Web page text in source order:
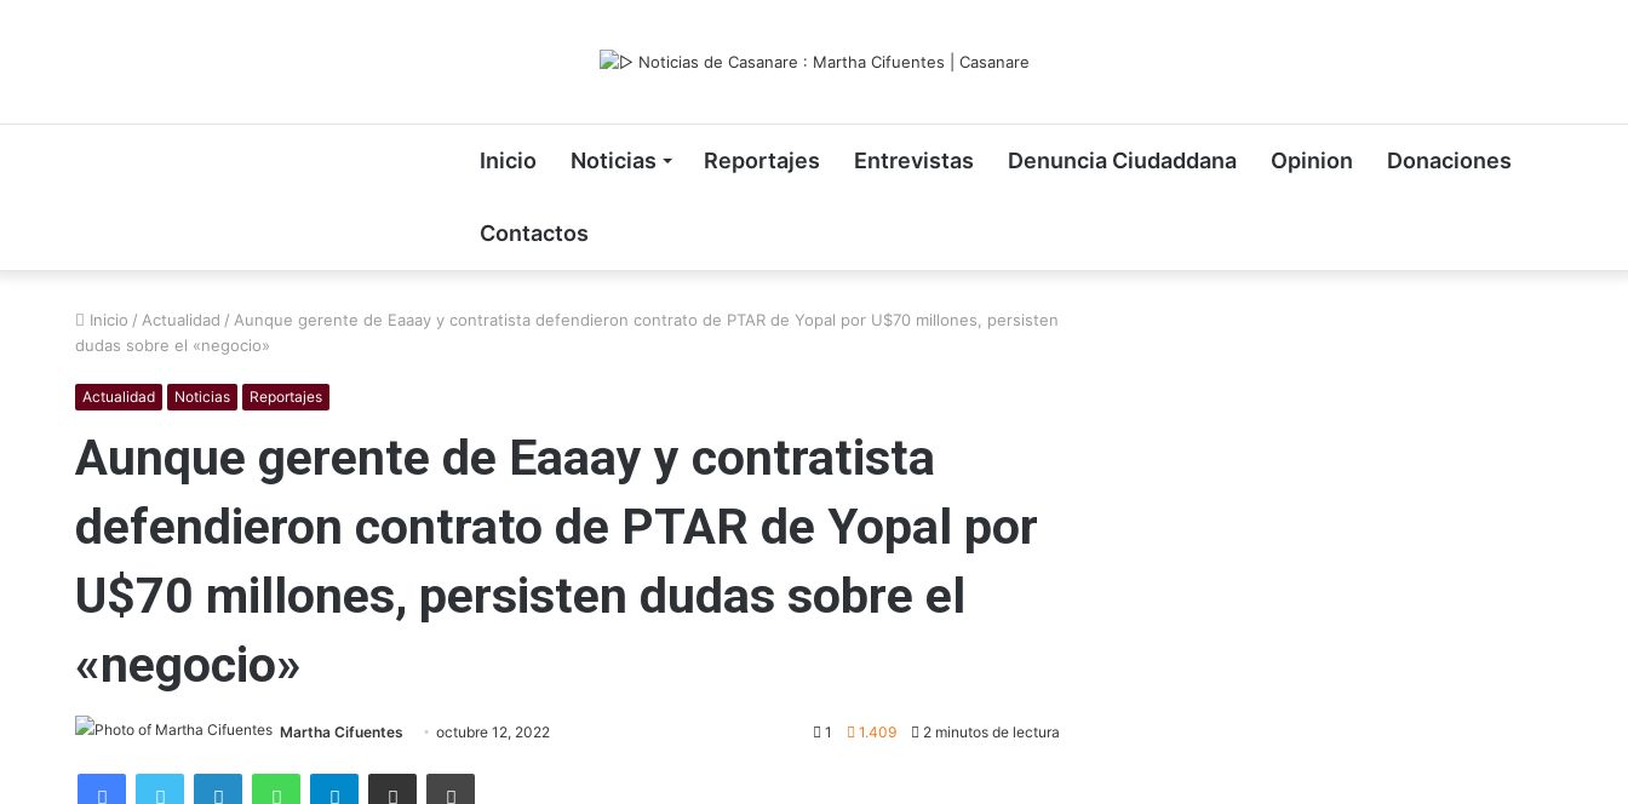
Inicio Noticias Reportajes Entrevistas Denuncia Ciudaddana Opinion Donaciones
Contactos
Inicio / Actualidad / Aunque gerente de Eaaay y contratista defendieron contrato de PTAR de Yopal por U$70 millones, persisten
dudas sobre el «negocio»
Actualidad Noticias Reportajes
Aunque gerente de Eaaay y contratista
defendieron contrato de PTAR de Yopal por
U$70 millones, persisten dudas sobre el
«negocio»
Martha Cifuentes octubre 12, 2022 1 1.409 2 minutos de lectura
FacebookTwitter LinkedInWhatsAppTelegramCompartir por correo electrónicoImprimir